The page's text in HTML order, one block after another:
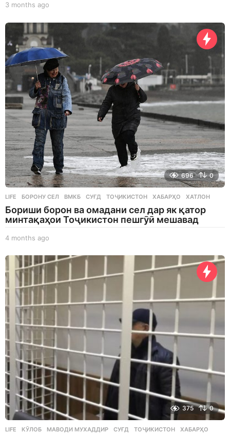
3 months ago
o
t
h
s
a
g
o
696 0
LIFE БОРОНУ СЕЛ ,ВМКБ ,СУҒД ,ТОҶИКИСТОН ,ХАБАРҲО ,ХАТЛОН
Бориши борон ва омадани сел дар як қатор
минтақаҳои Тоҷикистон пешгӯӣ мешавад
4 months ago
o
h
a
o
375 0
LIFE КӮЛОБ ,МАВОДИ МУХАДДИР ,СУҒД ,ТОҶИКИСТОН ,ХАБАРҲО